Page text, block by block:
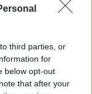
third parties, or
for
below opt-out
that after your
της